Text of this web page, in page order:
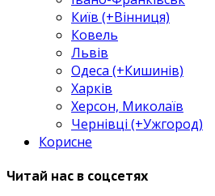
Київ (+Вінниця)
Ковель
Львів
Одеса (+Кишинів)
Харків
Херсон, Миколаїв
Чернівці (+Ужгород)
Корисне
Читай нас в соцсетях